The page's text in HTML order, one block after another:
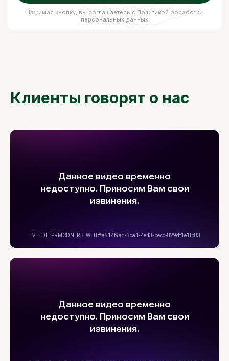
Клиенты говорят о нас